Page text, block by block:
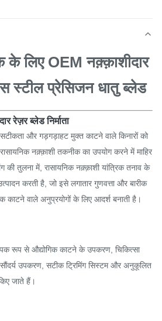
के लिए OEM नक़्क़ाशीदार
स्टील प्रेसिजन धातु ब्लेड
रेज़र ब्लेड निर्माता
और गड़गड़ाहट मुक्त काटने वाले किनारों को
नक़्क़ाशी तकनीक का उपयोग करने में माहिर
की तुलना में, रासायनिक नक़्क़ाशी यांत्रिक तनाव के
करती है, जो इसे लगातार गुणवत्ता और बारीक
काटने वाले अनुप्रयोगों के लिए आदर्श बनाती है।
रूप से औद्योगिक काटने के उपकरण, चिकित्सा
उपकरण, सटीक ट्रिमिंग सिस्टम और अनुकूलित
जाते हैं।